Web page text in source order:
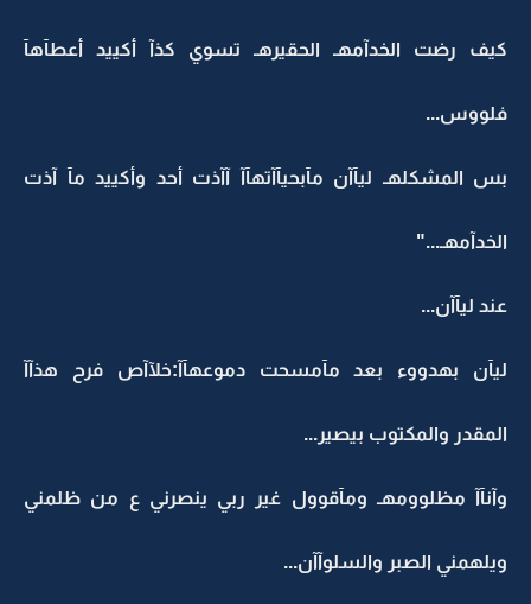
كيف رضت الخدآمهـ الحقيرهـ تسوي كذآ أكييد أعطآهآ
فلووس...
بس المشكلهـ ليآآن مآبحيآآتهآآ آآذت أحد وأكييد مآ آذت
الخدآمهـ..."
عند ليآآن...
ليآن بهدووء بعد مآمسحت دموعهآآ:خلآآص فرح هذآآ
المقدر والمكتوب بيصير...
وآنآآ مظلوومهـ ومآقوول غير ربي ينصرني ع من ظلمني
ويلهمني الصبر والسلوآآن...